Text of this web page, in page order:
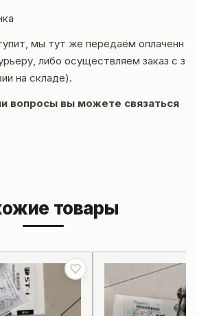
мы тут же передаём оплаченн
либо осуществляем заказ с з
на складе).
вопросы вы можете связаться
товары